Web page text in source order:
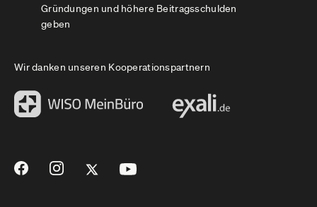
Gründungen und höhere Beitragsschulden
geben
Wir danken unseren Kooperationspartnern